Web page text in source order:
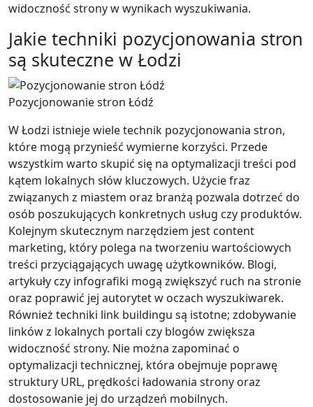
widoczność strony w wynikach wyszukiwania.
Jakie techniki pozycjonowania stron
są skuteczne w Łodzi
Pozycjonowanie stron Łódź
W Łodzi istnieje wiele technik pozycjonowania stron,
które mogą przynieść wymierne korzyści. Przede
wszystkim warto skupić się na optymalizacji treści pod
kątem lokalnych słów kluczowych. Użycie fraz
związanych z miastem oraz branżą pozwala dotrzeć do
osób poszukujących konkretnych usług czy produktów.
Kolejnym skutecznym narzędziem jest content
marketing, który polega na tworzeniu wartościowych
treści przyciągających uwagę użytkowników. Blogi,
artykuły czy infografiki mogą zwiększyć ruch na stronie
oraz poprawić jej autorytet w oczach wyszukiwarek.
Również techniki link buildingu są istotne; zdobywanie
linków z lokalnych portali czy blogów zwiększa
widoczność strony. Nie można zapominać o
optymalizacji technicznej, która obejmuje poprawę
struktury URL, prędkości ładowania strony oraz
dostosowanie jej do urządzeń mobilnych.